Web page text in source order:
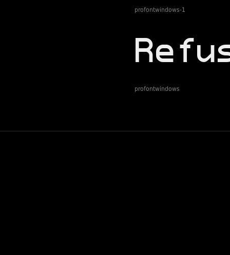
profontwindows-1
profontwindows